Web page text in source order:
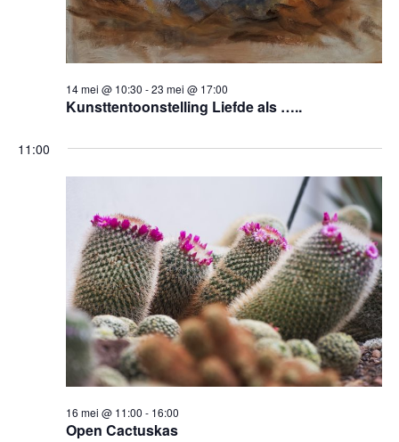
Kunsttentoonstelling Liefde als …..
14 mei @ 10:30 -23 mei @ 17:00
11:00
Open Cactuskas
16 mei @ 11:00 - 16:00